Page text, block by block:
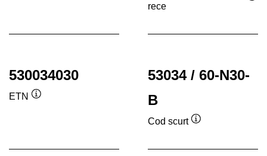
rece
530034030
ETN
53034 / 60-N30-
B
Cod scurt